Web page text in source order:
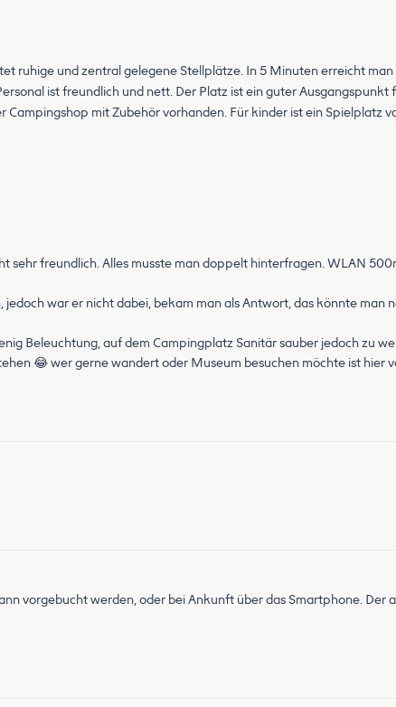
ruhige und zentral gelegene Stellplätze. In 5 Minuten erreicht
ist freundlich und nett. Der Platz ist ein guter
mit Zubehör vorhanden. Für kinder ist ein Spielplatz
sehr freundlich. Alles musste man doppelt hinterfragen. WLAN
war er nicht dabei, bekam man als Antwort, das könnte man
Beleuchtung, auf dem Campingplatz Sanitär sauber jedoch zu
😂 wer gerne wandert oder Museum besuchen möchte ist hier
vorgebucht werden, oder bei Ankunft über das Smartphone. Der